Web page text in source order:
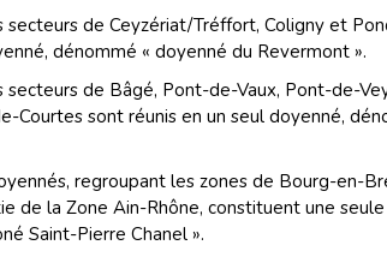
secteurs de Ceyzériat/Tréffort, Coligny et
dénommé « doyenné du Revermont ».
secteurs de Bâgé, Pont-de-Vaux, Pont-de-
Courtes sont réunis en un seul doyenné,
regroupant les zones de Bourg-en-
de la Zone Ain-Rhône, constituent une
Saint-Pierre Chanel ».